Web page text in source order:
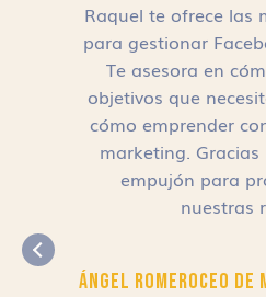
Raquel te ofrece las
para gestionar
Te asesora en
objetivos que
cómo emprender
marketing.
empujón para
nuestras
Ángel RomeroCEO